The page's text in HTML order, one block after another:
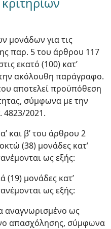
μονάδων για τις
παρ. 5 του άρθρου 117
εκατό (100) κατ’
ακόλουθη παράγραφο.
αποτελεί προϋπόθεση
σύμφωνα με την
4823/2021.
και β’ του άρθρου 2
(38) μονάδες κατ’
ως εξής:
(19) μονάδες κατ’
ως εξής:
αναγνωρισμένο ως
απασχόλησης, σύμφωνα